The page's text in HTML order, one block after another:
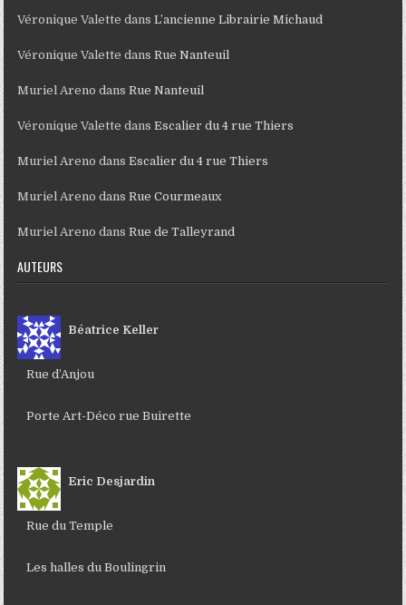
Véronique Valette dansL’ancienne Librairie Michaud
Véronique Valette dansRue Nanteuil
Muriel Areno dansRue Nanteuil
Véronique Valette dansEscalier du 4 rue Thiers
Muriel Areno dansEscalier du 4 rue Thiers
Muriel Areno dansRue Courmeaux
Muriel Areno dansRue de Talleyrand
AUTEURS
Béatrice Keller
Rue d’Anjou
Porte Art-Déco rue Buirette
Eric Desjardin
Rue du Temple
Les halles du Boulingrin